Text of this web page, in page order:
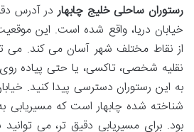
رستوران ساحلی خلیج چابهاردر آدرس
خیابان دریا، واقع شده است. این
از نقاط مختلف شهر آسان می کند. می
نقلیه شخصی، تاکسی، یا حتی پیاده
به این رستوران دسترسی پیدا کنید.
شناخته شده چابهار است که
بود. برای مسیریابی دقیق تر، می